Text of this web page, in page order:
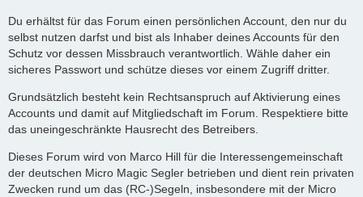
Du erhältst für das Forum einen persönlichen Account, den nur du
selbst nutzen darfst und bist als Inhaber deines Accounts für den
Schutz vor dessen Missbrauch verantwortlich. Wähle daher ein
sicheres Passwort und schütze dieses vor einem Zugriff dritter.
Grundsätzlich besteht kein Rechtsanspruch auf Aktivierung eines
Accounts und damit auf Mitgliedschaft im Forum. Respektiere bitte
das uneingeschränkte Hausrecht des Betreibers.
Dieses Forum wird von Marco Hill für die Interessengemeinschaft
der deutschen Micro Magic Segler betrieben und dient rein privaten
Zwecken rund um das (RC-)Segeln, insbesondere mit der Micro